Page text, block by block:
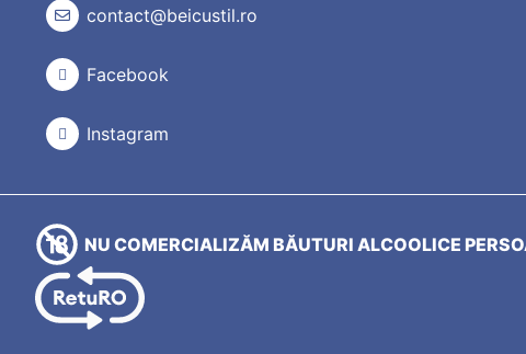
contact@beicustil.ro
Facebook
Instagram
NU COMERCIALIZĂM BĂUTURI ALCOOLICE